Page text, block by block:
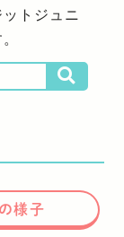
トジュニ
様子